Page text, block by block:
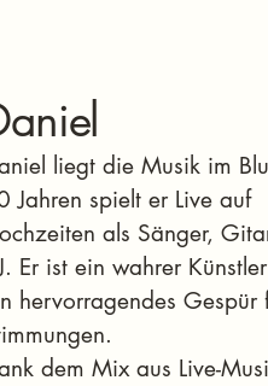
liegt die Musik im
Jahren spielt er Live auf
als Sänger,
Er ist ein wahrer
hervorragendes Gespür
dem Mix aus Live-